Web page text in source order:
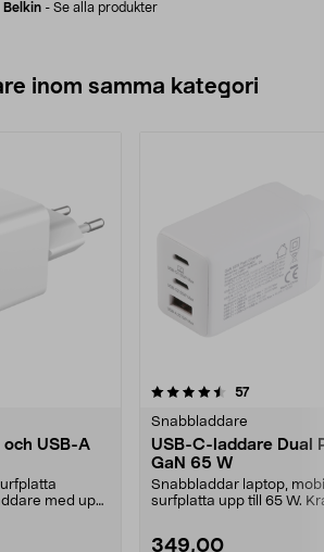
Belkin - Se alla produkter
inom samma kategori
och USB-A
med upp
57recensioner
Snabbladdare
USB-C-laddare Dual
GaN 65 W
Snabbladdar laptop,
surfplatta upp till 65 W.
349,00
4.5 av 5 stjärnor